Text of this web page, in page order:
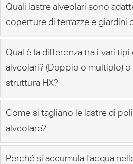
Quali lastre alveolari sono
coperture di terrazze e giardini
Qual è la differenza tra i vari tipi
alveolari? (Doppio o multiplo)
struttura HX?
Come si tagliano le lastre di
alveolare?
Perché si accumula l'acqua